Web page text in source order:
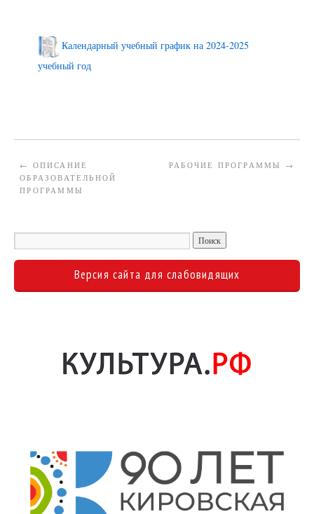
Календарный учебный график на 2024-2025
учебный год
← ОПИСАНИЕ
ОБРАЗОВАТЕЛЬНОЙ
ПРОГРАММЫ
РАБОЧИЕ ПРОГРАММЫ →
Версия сайта для слабовидящих